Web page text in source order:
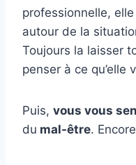
professionnelle,
autour de la
Toujours la laisser
penser à ce qu’elle
Puis, vous vous
du mal-être.